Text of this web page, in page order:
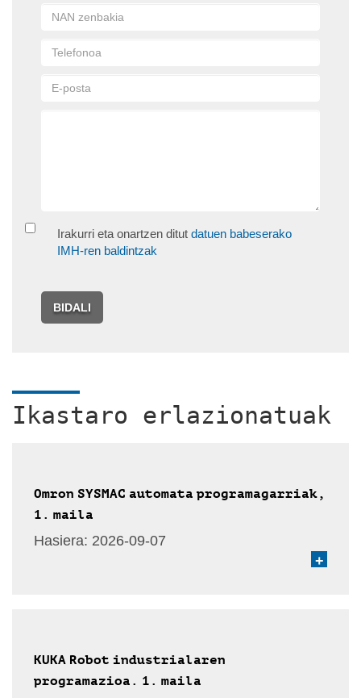
Irakurri eta onartzen ditut datuen babeserako
IMH-ren baldintzak
BIDALI
Ikastaro erlazionatuak
Omron SYSMAC automata programagarriak,
1. maila
Hasiera: 2026-09-07
+
KUKA Robot industrialaren
programazioa. 1. maila